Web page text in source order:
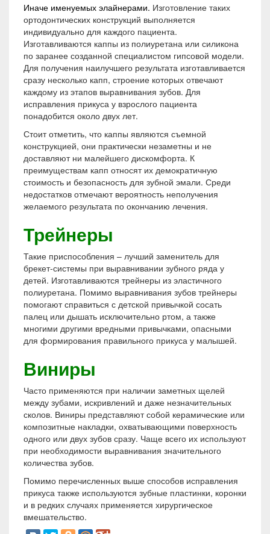
Иначе именуемых элайнерами. Изготовление таких
ортодонтических конструкций выполняется
индивидуально для каждого пациента.
Изготавливаются каппы из полиуретана или силикона
по заранее созданной специалистом гипсовой модели.
Для получения наилучшего результата изготавливается
сразу несколько капп, строение которых отвечают
каждому из этапов выравнивания зубов. Для
исправления прикуса у взрослого пациента
понадобится около двух лет.
Стоит отметить, что каппы являются съемной
конструкцией, они практически незаметны и не
доставляют ни малейшего дискомфорта. К
преимуществам капп относят их демократичную
стоимость и безопасность для зубной эмали. Среди
недостатков отмечают вероятность неполучения
желаемого результата по окончанию лечения.
Трейнеры
Такие приспособления – лучший заменитель для
брекет-системы при выравнивании зубного ряда у
детей. Изготавливаются трейнеры из эластичного
полиуретана. Помимо выравнивания зубов трейнеры
помогают справиться с детской привычкой сосать
палец или дышать исключительно ртом, а также
многими другими вредными привычками, опасными
для формирования правильного прикуса у малышей.
Виниры
Часто применяются при наличии заметных щелей
между зубами, искривлений и даже незначительных
сколов. Виниры представляют собой керамические или
композитные накладки, охватывающими поверхность
одного или двух зубов сразу. Чаще всего их используют
при необходимости выравнивания значительного
количества зубов.
Помимо перечисленных выше способов исправления
прикуса также используются зубные пластинки, коронки
и в редких случаях применяется хирургическое
вмешательство.